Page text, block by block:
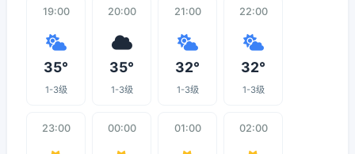
19:00
35°
1-3级
20:00
35°
1-3级
21:00
32°
1-3级
22:00
32°
1-3级
23:00 00:00 01:00 02:00